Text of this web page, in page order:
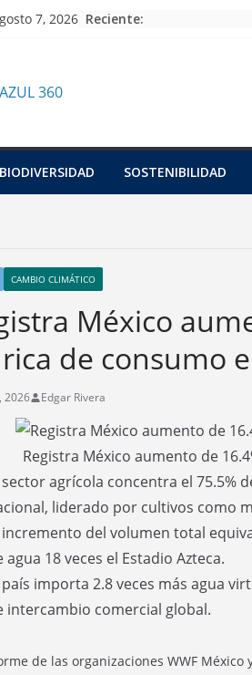
7, 2026 Reciente:
BIODIVERSIDAD SOSTENIBILIDAD
CAMBIO CLIMÁTICO
México
de consumo
2026 Edgar Rivera
Registra México aumento de
sector agrícola concentra el 75.5%
liderado por cultivos como
incremento del volumen total
agua 18 veces el Estadio Azteca.
país importa 2.8 veces más agua
intercambio comercial global.
de las organizaciones WWF